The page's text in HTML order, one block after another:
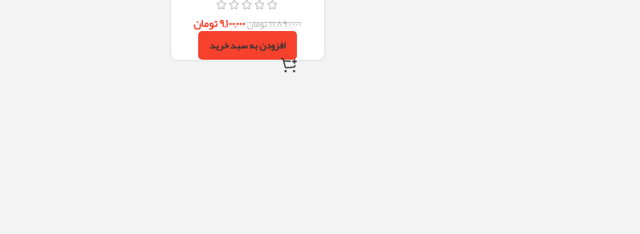
۱۱,۸۹۰,۰۰۰تومان۹,۱۰۰,۰۰۰تومان
افزودن به سبد خرید